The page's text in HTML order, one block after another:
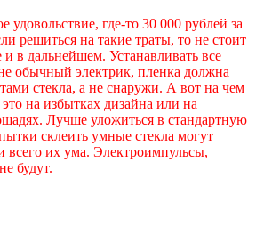
удовольствие, где-то 30 000 рублей за
решиться на такие траты, то не стоит
и в дальнейшем. Устанавливать все
обычный электрик, пленка должна
стекла, а не снаружи. А вот на чем
на избытках дизайна или на
Лучше уложиться в стандартную
склеить умные стекла могут
всего их ума. Электроимпульсы,
будут.